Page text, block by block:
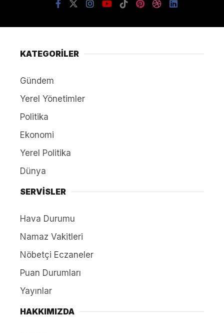
KATEGORİLER
Gündem
Yerel Yönetimler
Politika
Ekonomi
Yerel Politika
Dünya
SERVİSLER
Hava Durumu
Namaz Vakitleri
Nöbetçi Eczaneler
Puan Durumları
Yayınlar
HAKKIMIZDA